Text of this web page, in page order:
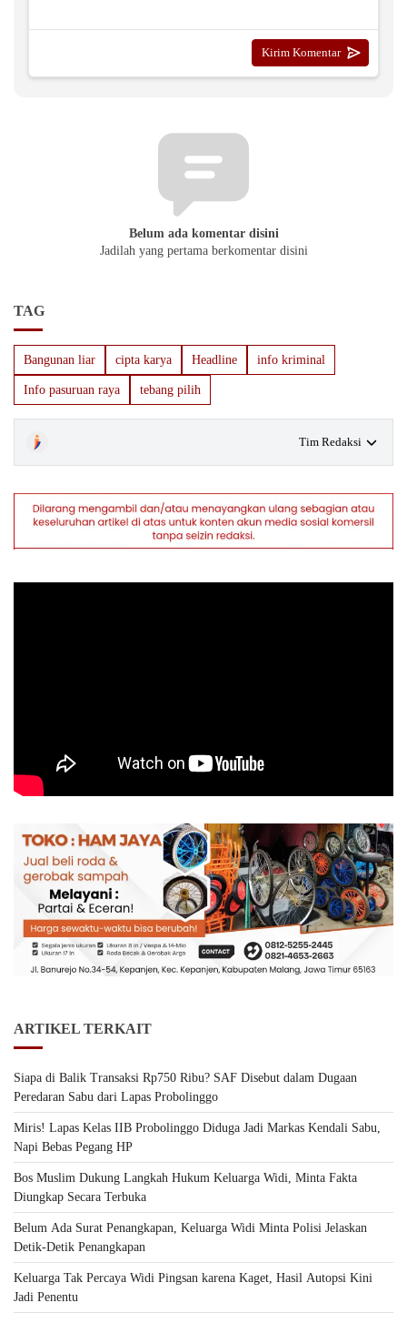
Belum ada komentar disini
Jadilah yang pertama berkomentar disini
TAG
Bangunan liar cipta karya Headline info kriminal
Info pasuruan raya tebang pilih
Tim Redaksi
ARTIKEL TERKAIT
Siapa di Balik Transaksi Rp750 Ribu? SAF Disebut dalam Dugaan
Peredaran Sabu dari Lapas Probolinggo
Miris! Lapas Kelas IIB Probolinggo Diduga Jadi Markas Kendali Sabu,
Napi Bebas Pegang HP
Bos Muslim Dukung Langkah Hukum Keluarga Widi, Minta Fakta
Diungkap Secara Terbuka
Belum Ada Surat Penangkapan, Keluarga Widi Minta Polisi Jelaskan
Detik-Detik Penangkapan
Keluarga Tak Percaya Widi Pingsan karena Kaget, Hasil Autopsi Kini
Jadi Penentu